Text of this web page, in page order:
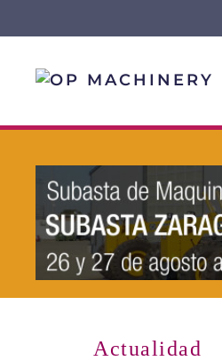
Actualidad